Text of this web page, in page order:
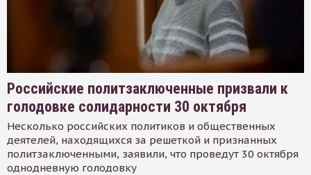
Российские политзаключенные призвали к
голодовке солидарности 30 октября
Несколько российских политиков и общественных
деятелей, находящихся за решеткой и признанных
политзаключенными, заявили, что проведут 30 октября
однодневную голодовку